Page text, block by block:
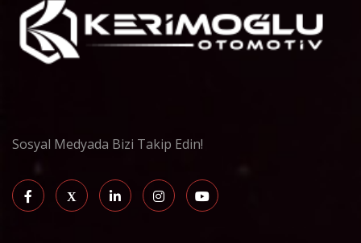
Sosyal Medyada Bizi Takip Edin!